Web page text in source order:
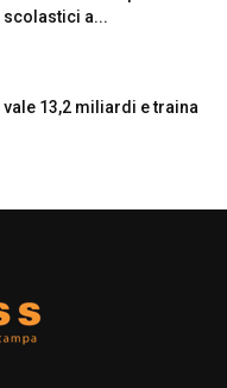
a...
vale 13,2 miliardi e traina